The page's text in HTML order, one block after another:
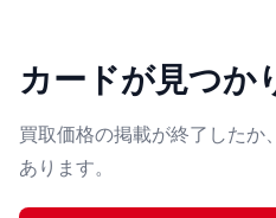
カードが見つか
買取価格の掲載が終了したか
あります。